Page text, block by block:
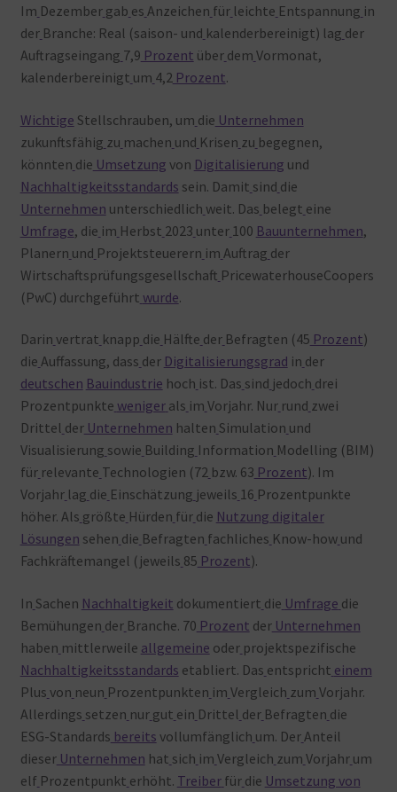
Im Dezember gab es Anzeichen für leichte Entspannung in
der Branche: Real (saison- und kalenderbereinigt) lag der
Auftragseingang 7,9 Prozent über dem Vormonat,
kalenderbereinigt um 4,2 Prozent.
Wichtige Stellschrauben, um die Unternehmen
zukunftsfähig zu machen und Krisen zu begegnen,
könnten die Umsetzung von Digitalisierung und
Nachhaltigkeitsstandards sein. Damit sind die
Unternehmen unterschiedlich weit. Das belegt eine
Umfrage, die im Herbst 2023 unter 100 Bauunternehmen,
Planern und Projektsteuerern im Auftrag der
Wirtschaftsprüfungsgesellschaft PricewaterhouseCoopers
(PwC) durchgeführt wurde.
Darin vertrat knapp die Hälfte der Befragten (45 Prozent)
die Auffassung, dass der Digitalisierungsgrad in der
deutschen Bauindustrie hoch ist. Das sind jedoch drei
Prozentpunkte weniger als im Vorjahr. Nur rund zwei
Drittel derUnternehmen halten Simulation und
Visualisierung sowie Building Information Modelling (BIM)
für relevante Technologien (72 bzw. 63 Prozent). Im
Vorjahr lag die Einschätzung jeweils 16 Prozentpunkte
höher. Als größte Hürden für die Nutzung digitaler
Lösungen sehen die Befragten fachliches Know-how und
Fachkräftemangel (jeweils 85 Prozent).
In Sachen Nachhaltigkeit dokumentiert die Umfrage die
Bemühungen der Branche. 70 Prozent derUnternehmen
haben mittlerweile allgemeine oder projektspezifische
Nachhaltigkeitsstandards etabliert. Das entspricht einem
Plus von neun Prozentpunkten im Vergleich zum Vorjahr.
Allerdings setzen nur gut ein Drittel der Befragten die
ESG-Standards bereits vollumfänglich um. Der Anteil
dieserUnternehmen hat sich im Vergleich zum Vorjahr um
elf Prozentpunkt erhöht. Treiber für die Umsetzung von